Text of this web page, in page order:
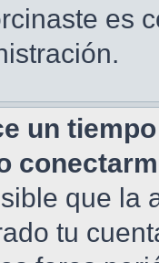
es
un
que la
tu